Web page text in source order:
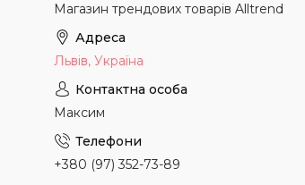
Магазин трендових товарів Alltrend
Львів, Україна
Максим
+380 (97) 352-73-89